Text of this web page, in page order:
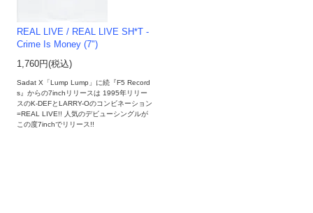
REAL LIVE / REAL LIVE SH*T -
Crime Is Money (7")
1,760円(税込)
Sadat X「Lump Lump」に続『F5 Record
s』からの7inchリリースは 1995年リリー
スのK-DEFとLARRY-Oのコンビネーション
=REAL LIVE!! 人気のデビューシングルが
この度7inchでリリース!!